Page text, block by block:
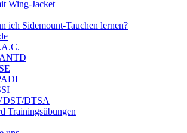
Wing-Jacket
ich Sidemount-Tauchen lernen?
DTSA
Trainingsübungen